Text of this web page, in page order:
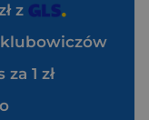
z
1 zł